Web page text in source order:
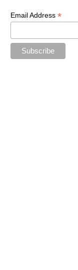
Email Address *